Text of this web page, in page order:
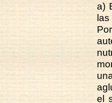
a)
el